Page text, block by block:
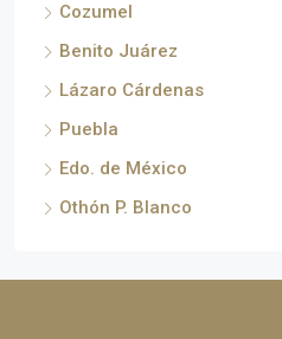
Cozumel
Benito Juárez
Lázaro Cárdenas
Puebla
Edo. de México
Othón P. Blanco